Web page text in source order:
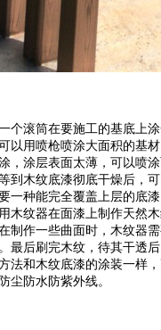
个滚筒在要施工的基底上
以用喷枪喷涂大面积的基
，涂层表面太薄，可以喷
到木纹底漆彻底干燥后，
一种能完全覆盖上层的底
用木纹器在面漆上制作天然
制作一些曲面时， 木纹器
最后刷完木纹，待其干透
法和木纹底漆的涂装一样
尘防水防紫外线。